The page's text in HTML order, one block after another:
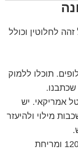
לחלוטין וכולל
תוכלו ללמוק
אמריקאי. יש
מילוי ולהיעזר
שיוף התיקונים בנייר לטש מספר 120 ומריחת